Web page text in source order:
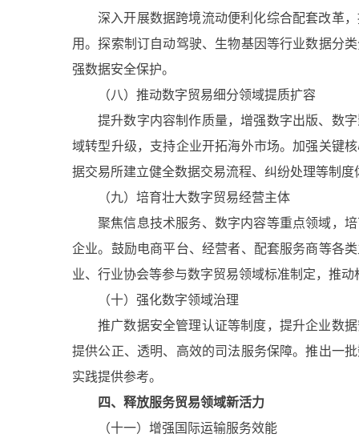
深入开展数据跨境流动便利化综合配套改革
用。探索制订自动驾驶、生物基因等行业数据分
强数据安全保护。
（八）推动数字贸易细分领域提质扩容
提升数字内容制作质量，增强数字出版、数
域转型升级，支持企业开拓海外市场。加强关键
据交易所建立健全数据交易流程、纠纷处理等制
（九）培育壮大数字贸易经营主体
聚焦信息技术服务、数字内容等重点领域，
企业。鼓励电商平台、经营者、配套服务商等各
业、行业协会等参与数字贸易领域标准制定，推动
（十）强化数字领域治理
推广数据安全管理认证等制度，提升企业数
提供公正、透明、高效的司法服务保障。推出一
实践提供参考。
四、释放服务贸易领域新活力
（十一）增强国际运输服务效能